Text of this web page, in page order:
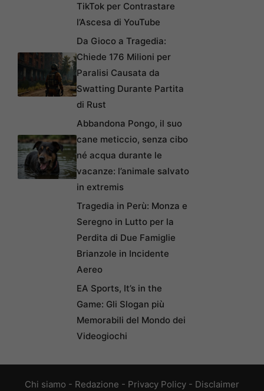
TikTok per Contrastare
l’Ascesa di YouTube
Da Gioco a Tragedia:
Chiede 176 Milioni per
Paralisi Causata da
Swatting Durante Partita
di Rust
Abbandona Pongo, il suo
cane meticcio, senza cibo
né acqua durante le
vacanze: l’animale salvato
in extremis
Tragedia in Perù: Monza e
Seregno in Lutto per la
Perdita di Due Famiglie
Brianzole in Incidente
Aereo
EA Sports, It’s in the
Game: Gli Slogan più
Memorabili del Mondo dei
Videogiochi
Chi siamo - Redazione - Privacy Policy - Disclaimer